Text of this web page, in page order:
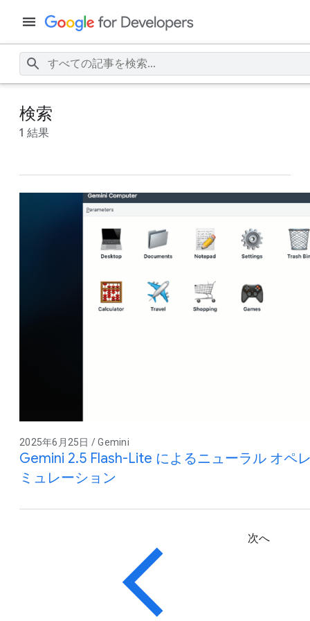
検索
1 結果
2025年6月25日 / Gemini
Gemini 2.5 Flash-Lite によるニューラル オペ
ミュレーション
次へ